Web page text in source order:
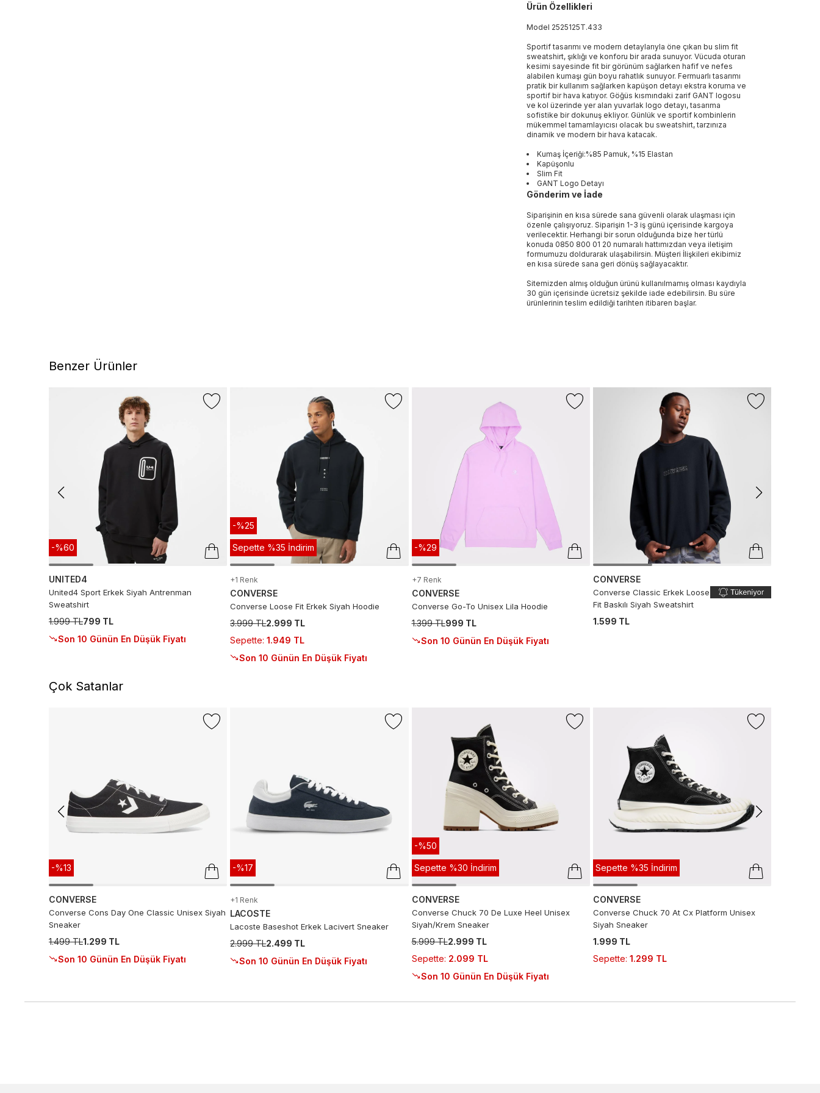
Ürün Özellikleri
Model 2525125T.433
Sportif tasarımı ve modern detaylarıyla öne çıkan bu slim fit
sweatshirt, şıklığı ve konforu bir arada sunuyor. Vücuda oturan
kesimi sayesinde fit bir görünüm sağlarken hafif ve nefes
alabilen kumaşı gün boyu rahatlık sunuyor. Fermuarlı tasarımı
pratik bir kullanım sağlarken kapüşon detayı ekstra koruma ve
sportif bir hava katıyor. Göğüs kısmındaki zarif GANT logosu
ve kol üzerinde yer alan yuvarlak logo detayı, tasarıma
sofistike bir dokunuş ekliyor. Günlük ve sportif kombinlerin
mükemmel tamamlayıcısı olacak bu sweatshirt, tarzınıza
dinamik ve modern bir hava katacak.
Kumaş İçeriği:%85 Pamuk, %15 Elastan
Kapüşonlu
Slim Fit
GANT Logo Detayı
Gönderim ve İade
Siparişinin en kısa sürede sana güvenli olarak ulaşması için
özenle çalışıyoruz. Siparişin 1-3 iş günü içerisinde kargoya
verilecektir. Herhangi bir sorun olduğunda bize her türlü
konuda 0850 800 01 20 numaralı hattımızdan veya iletişim
formumuzu doldurarak ulaşabilirsin. Müşteri İlişkileri ekibimiz
en kısa sürede sana geri dönüş sağlayacaktır.
Sitemizden almış olduğun ürünü kullanılmamış olması kaydıyla
30 gün içerisinde ücretsiz şekilde iade edebilirsin. Bu süre
ürünlerinin teslim edildiği tarihten itibaren başlar.
Benzer Ürünler
-%60
UNITED4
United4 Sport Erkek Siyah Antrenman
Sweatshirt
1.999 TL799 TL
Son 10 Günün En Düşük Fiyatı
-%25
Sepette %35 İndirim
+1 Renk
CONVERSE
Converse Loose Fit Erkek Siyah Hoodie
3.999 TL2.999 TL
Sepette: 1.949 TL
Son 10 Günün En Düşük Fiyatı
-%29
+7 Renk
CONVERSE
Converse Go-To Unisex Lila Hoodie
1.399 TL999 TL
Son 10 Günün En Düşük Fiyatı
CONVERSE
Converse Classic Erkek Loose
Fit Baskılı Siyah Sweatshirt
1.599 TL
Çok Satanlar
-%13
CONVERSE
Converse Cons Day One Classic Unisex Siyah
Sneaker
1.499 TL1.299 TL
Son 10 Günün En Düşük Fiyatı
-%17
+1 Renk
LACOSTE
Lacoste Baseshot Erkek Lacivert Sneaker
2.999 TL2.499 TL
Son 10 Günün En Düşük Fiyatı
-%50
Sepette %30 İndirim
CONVERSE
Converse Chuck 70 De Luxe Heel Unisex
Siyah/Krem Sneaker
5.999 TL2.999 TL
Sepette: 2.099 TL
Son 10 Günün En Düşük Fiyatı
Sepette %35 İndirim
CONVERSE
Converse Chuck 70 At Cx Platform Unisex
Siyah Sneaker
1.999 TL
Sepette: 1.299 TL